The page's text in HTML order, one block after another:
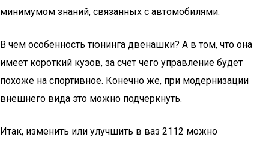
минимумом знаний, связанных с автомобилями.
В чем особенность тюнинга двенашки? А в том, что она
имеет короткий кузов, за счет чего управление будет
похоже на спортивное. Конечно же, при модернизации
внешнего вида это можно подчеркнуть.
Итак, изменить или улучшить в ваз 2112 можно